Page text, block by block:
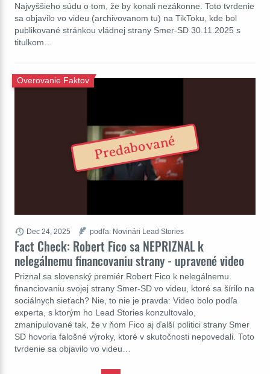
Najvyššieho súdu o tom, že by konali nezákonne. Toto tvrdenie
sa objavilo vo videu (archivovanom tu) na TikToku, kde bol
publikované stránkou vládnej strany Smer-SD 30.11.2025 s
titulkom…
Fact Check: Robert Fico sa NEPRIZNAL k
nelegálnemu financovaniu strany - upravené video
Overovanie Faktov
Priznal sa slovenský premiér Robert Fico k nelegálnemu
financiovaniu svojej strany Smer-SD vo videu, ktoré sa šírilo na
sociálnych sieťach? Nie, to nie je pravda: Video bolo podľa
experta, s ktorým ho Lead Stories konzultovalo,
zmanipulované tak, že v ňom Fico aj ďalší politici strany Smer
SD hovoria falošné výroky, ktoré v skutočnosti nepovedali. Toto
tvrdenie sa objavilo vo videu…
Dec 24, 2025 podľa: Novinári Lead Stories
Predabované